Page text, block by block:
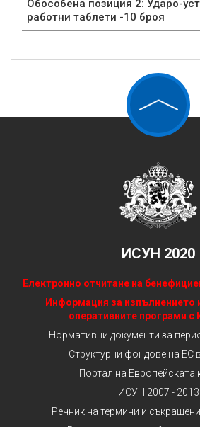
Обособена позиция 2: Ударо-
работни таблети -10 броя
ИСУН 2020
Електронно отчитане на
Информация за изпълнението
оперативните програми с
Нормативни документи за
Структурни фондове на ЕС
Портал на Европейската
ИСУН 2007 - 2013
Речник на термини и